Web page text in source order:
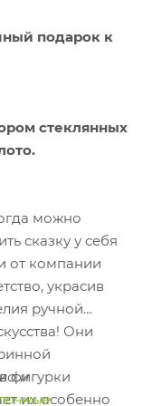
подарок к
стеклянных
можно
сказку у себя
от компании
украсив
ручной
Они
фигурки
их особенно
и